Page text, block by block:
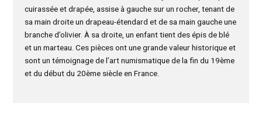
cuirassée et drapée, assise à gauche sur un rocher, tenant de
sa main droite un drapeau-étendard et de sa main gauche une
branche d’olivier. À sa droite, un enfant tient des épis de blé
et un marteau. Ces pièces ont une grande valeur historique et
sont un témoignage de l’art numismatique de la fin du 19ème
et du début du 20ème siècle en France.